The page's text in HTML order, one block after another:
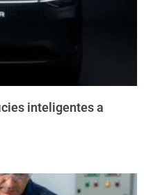
inteligentes a